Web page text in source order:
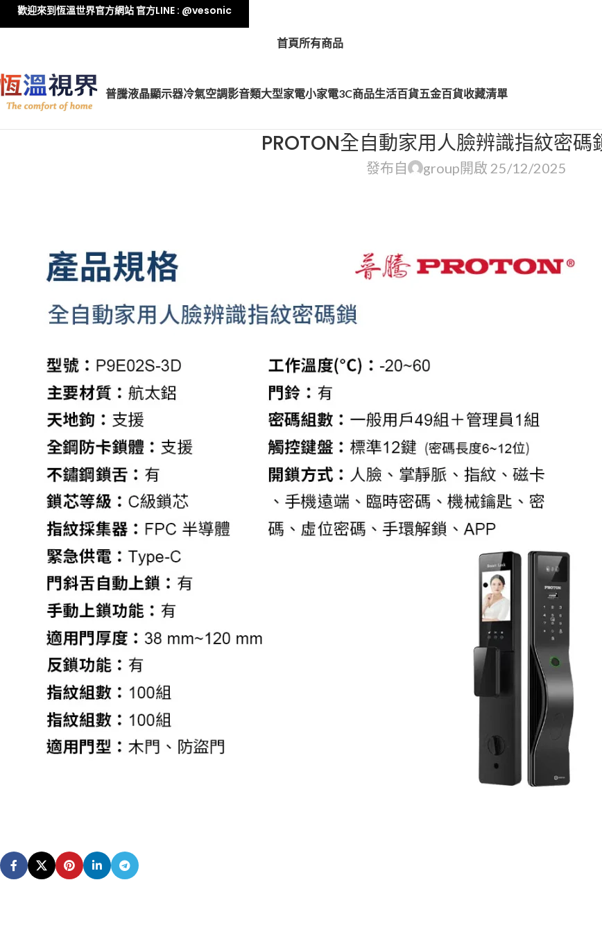
首頁所有商品
普騰液晶顯示器冷氣空調影音類大型家電小家電3C商品生活百貨五金百貨收藏清單
PROTON全自動家用人臉辨識指紋密
發布自 group開啟 25/12/2025
歡迎來到恆溫世界官方網站 官方LINE : @vesonic